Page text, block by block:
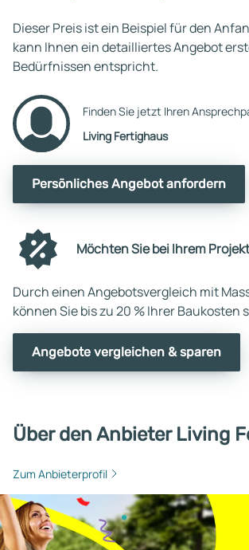
Dieser Preis ist ein Beispiel für den
kann Ihnen ein detailliertes Angebot
Bedürfnissen entspricht.
Finden Sie jetzt Ihren
Living Fertighaus
Persönliches Angebot anfordern
Möchten Sie bei Ihrem
Durch einen Angebotsvergleich mit
können Sie bis zu 20 % Ihrer Baukosten
Angebote vergleichen & sparen
Über den Anbieter Living
Zum Anbieterprofil